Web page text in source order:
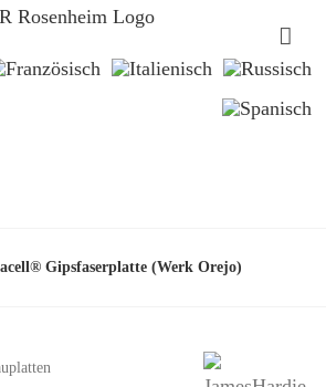
Gipsfaserplatte (Werk Orejo)